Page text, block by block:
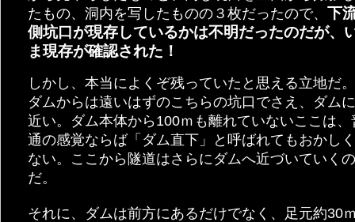
たもの、洞内を写したものの３枚だったので、下
側坑口が現存しているかは不明だったのだが、
ま現存が確認された！
しかし、本当によくぞ残っていたと思える立地だ
ダムからは遠いはずのこちらの坑口でさえ、ダム
近い。ダム本体から100ｍも離れていないここは、
通の感覚ならば「ダム直下」と呼ばれてもおかし
ない。ここから隧道はさらにダムへ近づいていく
だ。
それに、ダムは前方にあるだけでなく、足元約30